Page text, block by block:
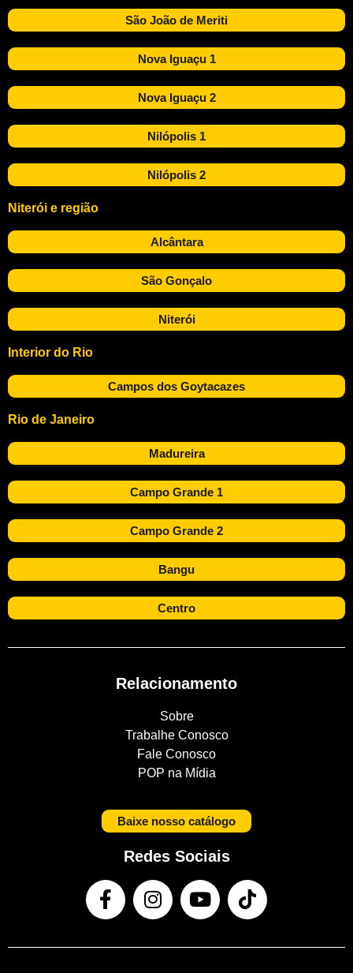
São João de Meriti
Nova Iguaçu 1
Nova Iguaçu 2
Nilópolis 1
Nilópolis 2
Niterói e região
Alcântara
São Gonçalo
Niterói
Interior do Rio
Campos dos Goytacazes
Rio de Janeiro
Madureira
Campo Grande 1
Campo Grande 2
Bangu
Centro
Relacionamento
Sobre
Trabalhe Conosco
Fale Conosco
POP na Mídia
Baixe nosso catálogo
Redes Sociais